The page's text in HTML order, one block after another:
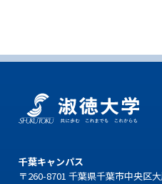
千葉キャンパス
〒260-8701 千葉県千葉市中央区